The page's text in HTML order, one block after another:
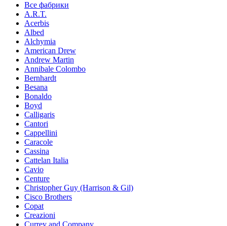
Все фабрики
A.R.T.
Acerbis
Albed
Alchymia
American Drew
Andrew Martin
Annibale Colombo
Bernhardt
Besana
Bonaldo
Boyd
Calligaris
Cantori
Cappellini
Caracole
Cassina
Cattelan Italia
Cavio
Centure
Christopher Guy (Harrison & Gil)
Cisco Brothers
Copat
Creazioni